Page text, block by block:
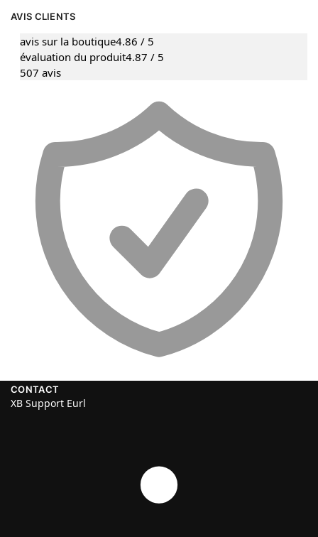
AVIS CLIENTS
avis sur la boutique4.86 / 5
évaluation du produit4.87 / 5
507 avis
CONTACT
XB Support Eurl